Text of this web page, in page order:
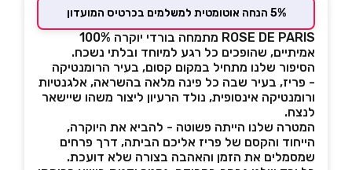
5% הנחה אוטומטית למשלמים בכרטיס המועדון
ROSE DE PARIS מתמחה בורדי יוקרה 100%
אמיתיים, שהופכים כל רגע למיוחד ובלתי נשכח.
הסיפור שלנו מתחיל במקום קסום, בעיר הרומנטיקה
- פריז, בעיר שבה כל פינה מלאה בהשראה, אלגנטיות
ורומנטיקה אינסופית, נולד הרעיון ליצור משהו שיישאר
לנצח.
המטרה שלנו הייתה פשוטה - להביא את היוקרה,
הייחוד והקסם של פריז אליכם הביתה, דרך פרחים
שמסמלים את הזמן והאהבה בצורה שלא דועכת.